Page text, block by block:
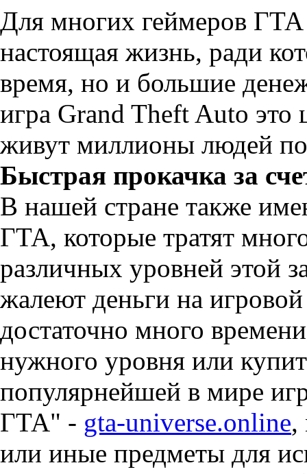
Для многих геймеров ГТА
настоящая жизнь, ради
время, но и большие
игра Grand Theft Auto это
живут миллионы людей
Быстрая прокачка за
В нашей стране также
ГТА, которые тратят
различных уровней этой
жалеют деньги на
достаточно много
нужного уровня или
популярнейшей в мире
ГТА" - gta-universe.online,
или иные предметы для